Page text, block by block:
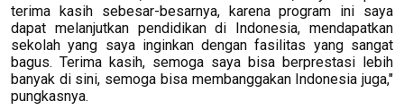
terima kasih sebesar-besarnya, karena program ini saya
dapat melanjutkan pendidikan di Indonesia, mendapatkan
sekolah yang saya inginkan dengan fasilitas yang sangat
bagus. Terima kasih, semoga saya bisa berprestasi lebih
banyak di sini, semoga bisa membanggakan Indonesia juga,"
pungkasnya.